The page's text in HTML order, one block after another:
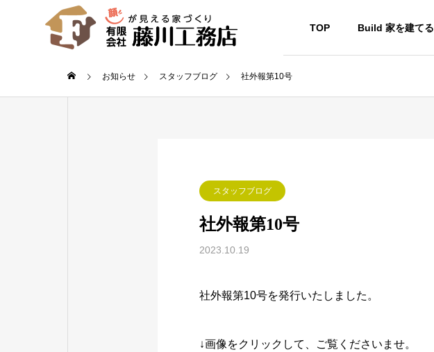
TOP Build 家を建てる
スタッフについて
お知らせ スタッフブログ 社外報第10号
スタッフブログ
社外報第10号
2023.10.19
社外報第10号を発行いたしました。
↓画像をクリックして、ご覧くださいませ。